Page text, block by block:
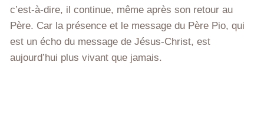
c’est-à-dire, il continue, même après son retour au
Père. Car la présence et le message du Père Pio, qui
est un écho du message de Jésus-Christ, est
aujourd’hui plus vivant que jamais.